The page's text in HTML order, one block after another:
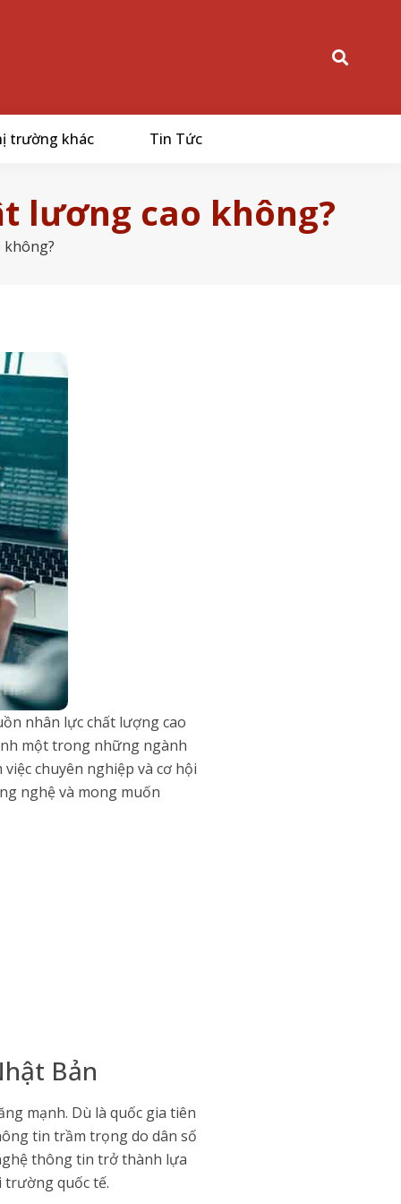
trường khác Tin Tức
lương cao không?
nhân lực chất lượng cao
một trong những ngành
chuyên nghiệp và cơ hội
nghệ và mong muốn
Bản
mạnh. Dù là quốc gia tiên
tin trầm trọng do dân số
thông tin trở thành lựa
trường quốc tế.